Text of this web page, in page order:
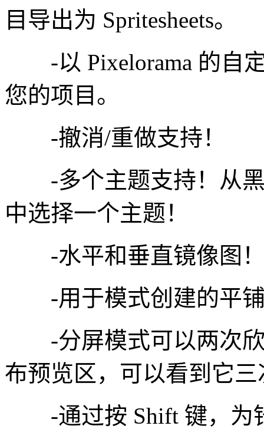
目导出为 Spritesheets。
-以 Pixelorama 的自定
您的项目。
-撤消/重做支持！
-多个主题支持！从黑
中选择一个主题！
-水平和垂直镜像图
-用于模式创建的平铺
-分屏模式可以两次欣
布预览区，可以看到它三
-通过按 Shift 键，为